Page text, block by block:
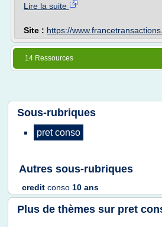
Lire la suite
Site : https://
14 Ressources
Sous-rubriques
pret conso
Autres sous-rubriques
credit conso 10 ans
Plus de thèmes sur pret